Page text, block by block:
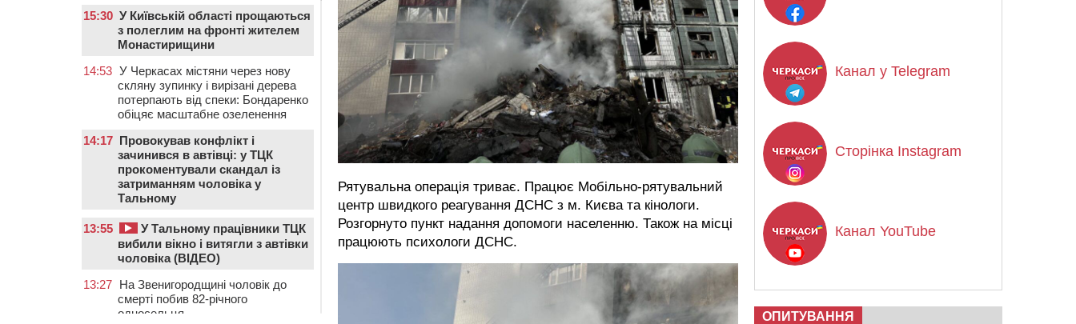
Рятувальна операція триває. Працює Мобільно-рятувальний
центр швидкого реагування ДСНС з м. Києва та кінологи.
Розгорнуто пункт надання допомоги населенню. Також на місці
працюють психологи ДСНС.
15:30 У Київській області прощаються
з полеглим на фронті жителем
Монастирищини
14:53 У Черкасах містяни через нову
скляну зупинку і вирізані дерева
потерпають від спеки: Бондаренко
обіцяє масштабне озеленення
14:17 Провокував конфлікт і
зачинився в автівці: у ТЦК
прокоментували скандал із
затриманням чоловіка у
Тальному
13:55
У Тальному працівники ТЦК
вибили вікно і витягли з автівки
чоловіка (ВІДЕО)
13:27 На Звенигородщині чоловік до
смерті побив 82-річного
односельця
Канал у Telegram
Сторінка Instagram
Канал YouTube
ОПИТУВАННЯ